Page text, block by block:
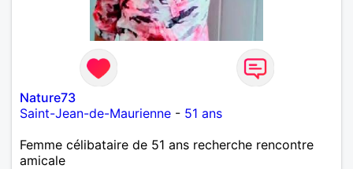
Nature73
Saint-Jean-de-Maurienne - 51 ans
Femme célibataire de 51 ans recherche rencontre
amicale